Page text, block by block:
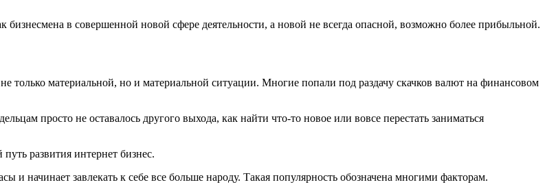
в совершенной новой сфере деятельности, а новой не всегда опасной, возможно более прибыльной.
только материальной, но и материальной ситуации. Многие попали под раздачу скачков валют на финансовом
просто не оставалось другого выхода, как найти что-то новое или вовсе перестать заниматься
развития интернет бизнес.
и начинает завлекать к себе все больше народу. Такая популярность обозначена многими факторам.